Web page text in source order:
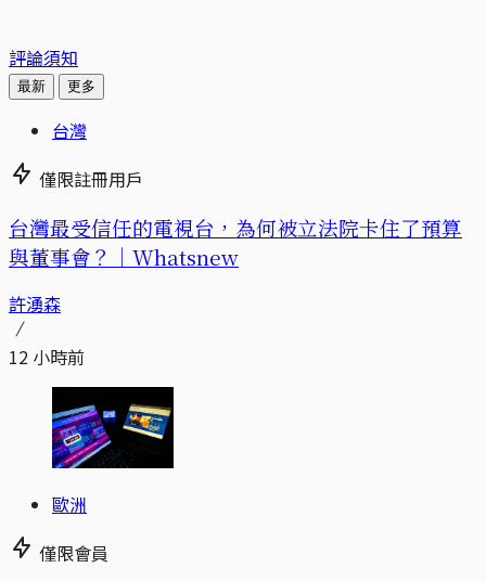
評論須知
最新 更多
台灣
僅限註冊用戶
台灣最受信任的電視台，為何被立法院卡住了預算
與董事會？｜Whatsnew
許湧森
12 小時前
歐洲
僅限會員